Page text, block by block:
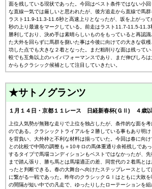
面を残している現状であった。今回はベスト条件ではない小
な直線一気では厳しいと思われたが、後方追走から直線で馬群
ラスト11.9-11.3-11.6秒と高速上りとなったが、坂を上がっ
秒の上り最速をマークしている。前走はラスト11.7-11.5-
勝利しており、決め手は素晴らしいものをもっていると再認
た大外を回らずに馬群を捌いた事は今後に向けての大きな収
功した点でも大きな２着となった。まだ粗削りな面は残って
較でも互角以上のハイパフォーマンスであり、まだ伸びしろ
からもクラシック候補として注目していきたい。
★サトノグランツ
１月１４日・京都１１レース 日経新春杯(ＧⅡ) ４歳
上位人気勢が無難な走りで上位を独占したが、条件的な面を
のである。クラシックトライアルを２勝している事もあり明
を背負い、大外枠と不利な材料は揃っていた。今回は春に向
との比較で中間の調整も＋10キロの馬体重通り余裕残しであ
するタイプで馬場コンディションもベストではなかったが、
まで踏ん張り、勝ち馬とは馬場適正の差、同世代の２着馬と
ったと判断できる。春の大舞台へ向けたステップレースとし
に繋がる一戦であった。昨年のクラシックＧⅠはともに大敗
の間隔が短い中での凡走で、ゆったりしたローテーションを